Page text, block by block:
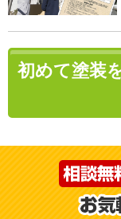
初めて塗装